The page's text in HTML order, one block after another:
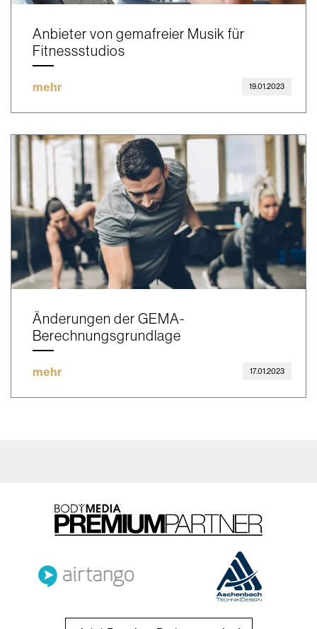
Anbieter von gemafreier Musik für
Fitnessstudios
mehr 19.01.2023
Änderungen der GEMA-
Berechnungsgrundlage
mehr 17.01.2023